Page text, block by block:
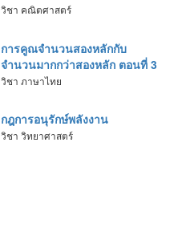
วิชา คณิตศาสตร์
การคูณจำนวนสองหลักกับ
จำนวนมากกว่าสองหลัก ตอนที่ 3
วิชา ภาษาไทย
กฎการอนุรักษ์พลังงาน
วิชา วิทยาศาสตร์